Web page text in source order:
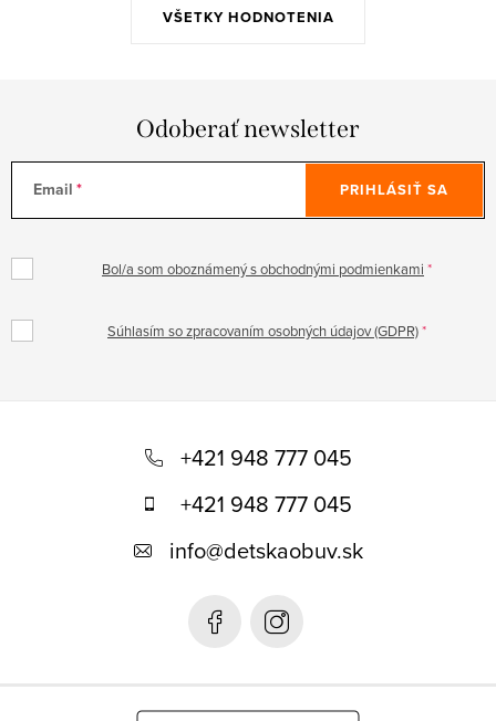
VŠETKY HODNOTENIA
Odoberať newsletter
Email
Bol/a som oboznámený s obchodnými podmienkami
Súhlasím so zpracovaním osobných údajov (GDPR)
PRIHLÁSIŤ SA
+421 948 777 045
+421 948 777 045
info@detskaobuv.sk